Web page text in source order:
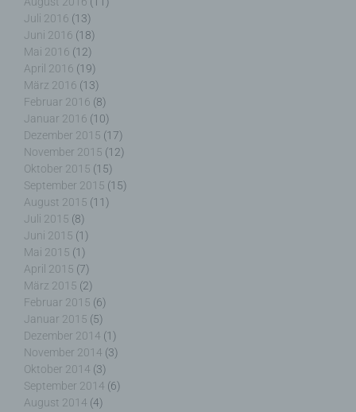
Juli 2016 (13)
Juni 2016 (18)
Mai 2016 (12)
April 2016 (19)
März 2016 (13)
Februar 2016 (8)
Januar 2016 (10)
Dezember 2015 (17)
November 2015 (12)
Oktober 2015 (15)
September 2015 (15)
August 2015 (11)
Juli 2015 (8)
Juni 2015 (1)
Mai 2015 (1)
April 2015 (7)
März 2015 (2)
Februar 2015 (6)
Januar 2015 (5)
Dezember 2014 (1)
November 2014 (3)
Oktober 2014 (3)
September 2014 (6)
August 2014 (4)
h) Auftragsverarbeiter
Auftragsverarbeiter ist eine natürliche oder
juristische Person, Behörde, Einrichtung oder
andere Stelle, die personenbezogene Daten im
Auftrag des Verantwortlichen verarbeitet.
i) Empfänger
Empfänger ist eine natürliche oder juristische
Person, Behörde, Einrichtung oder andere Stelle,
der personenbezogene Daten offengelegt werden,
unabhängig davon, ob es sich bei ihr um einen
Dritten handelt oder nicht. Behörden, die im
Rahmen eines bestimmten Untersuchungsauftrags
nach dem Unionsrecht oder dem Recht der
Mitgliedstaaten möglicherweise
personenbezogene Daten erhalten, gelten jedoch
nicht als Empfänger.